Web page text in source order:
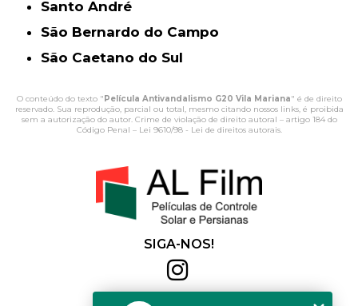
Santo André
São Bernardo do Campo
São Caetano do Sul
O conteúdo do texto " Película Antivandalismo G20 Vila Mariana" é de direito
reservado. Sua reprodução, parcial ou total, mesmo citando nossos links, é proibida
sem a autorização do autor. Crime de violação de direito autoral – artigo 184 do
Código Penal – Lei 9610/98 - Lei de direitos autorais.
SIGA-NOS!